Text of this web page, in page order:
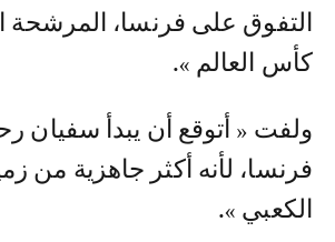
مونديال 2022،
التفوق على فرنسا، المرشحة
ولفت « أتوقع أن يبدأ سفيان
فرنسا، لأنه أكثر جاهزية من